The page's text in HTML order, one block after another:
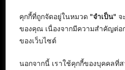
คุกกี้ที่ถูกจัดอยู่ในหมวด "จำเป็น" จ
ของคุณ เนื่องจากมีความสำคัญต่
ของเว็บไซต์
นอกจากนี้ เราใช้คุกกี้ของบุคคลที่